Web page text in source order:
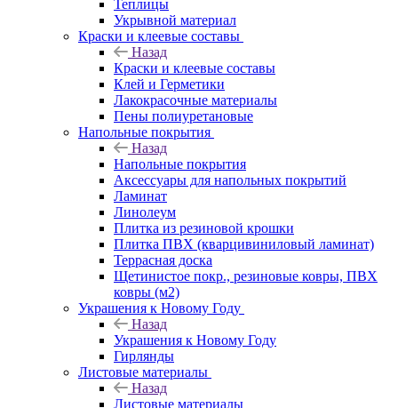
Теплицы
Укрывной материал
Краски и клеевые составы
Назад
Краски и клеевые составы
Клей и Герметики
Лакокрасочные материалы
Пены полиуретановые
Напольные покрытия
Назад
Напольные покрытия
Аксессуары для напольных покрытий
Ламинат
Линолеум
Плитка из резиновой крошки
Плитка ПВХ (кварцивиниловый ламинат)
Террасная доска
Щетинистое покр., резиновые ковры, ПВХ
ковры (м2)
Украшения к Новому Году
Назад
Украшения к Новому Году
Гирлянды
Листовые материалы
Назад
Листовые материалы